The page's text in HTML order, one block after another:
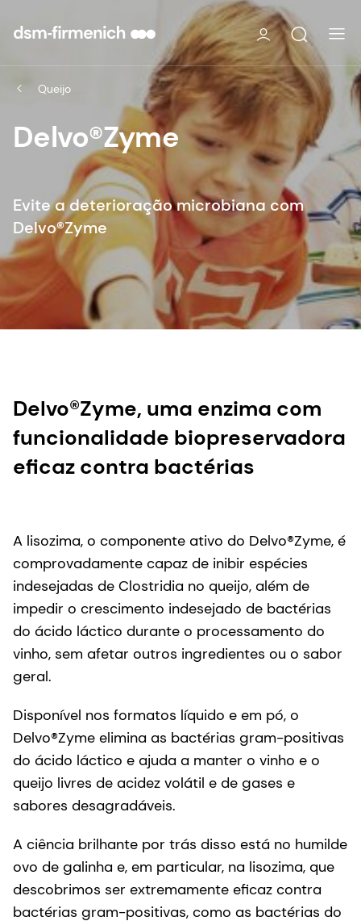
Queijo
Delvo®Zyme
Evite a deterioração microbiana com
Delvo®Zyme
Delvo®Zyme, uma enzima com
funcionalidade biopreservadora
eficaz contra bactérias
A lisozima, o componente ativo do Delvo®Zyme, é
comprovadamente capaz de inibir espécies
indesejadas de Clostridia no queijo, além de
impedir o crescimento indesejado de bactérias
do ácido láctico durante o processamento do
vinho, sem afetar outros ingredientes ou o sabor
geral.
Disponível nos formatos líquido e em pó, o
Delvo®Zyme elimina as bactérias gram-positivas
do ácido láctico e ajuda a manter o vinho e o
queijo livres de acidez volátil e de gases e
sabores desagradáveis.
A ciência brilhante por trás disso está no humilde
ovo de galinha e, em particular, na lisozima, que
descobrimos ser extremamente eficaz contra
bactérias gram-positivas, como as bactérias do